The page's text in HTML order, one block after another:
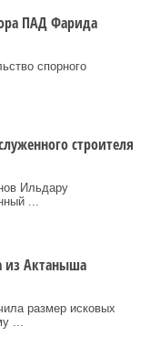
ПАД Фарида
спорного
строителя
Ильдару
...
из Актаныша
размер исковых
...